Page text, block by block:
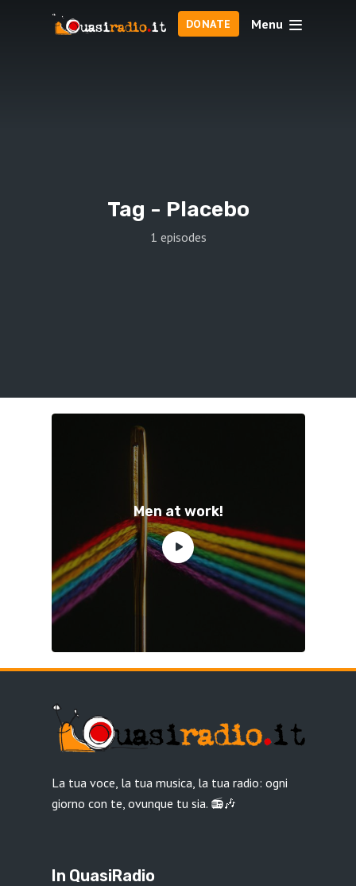
DONATE Menu
Tag - Placebo
1 episodes
Men at work!
La tua voce, la tua musica, la tua radio: ogni
giorno con te, ovunque tu sia. 📻🎶
In QuasiRadio